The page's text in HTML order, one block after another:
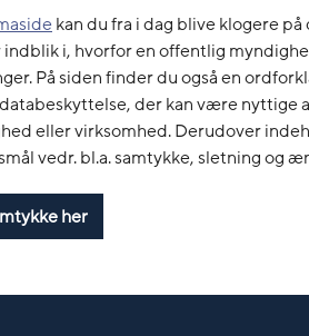
kan du fra i dag blive klogere
i, hvorfor en offentlig
På siden finder du også en
der kan være nyttige
eller virksomhed. Derudover
vedr. bl.a. samtykke, sletning og
her